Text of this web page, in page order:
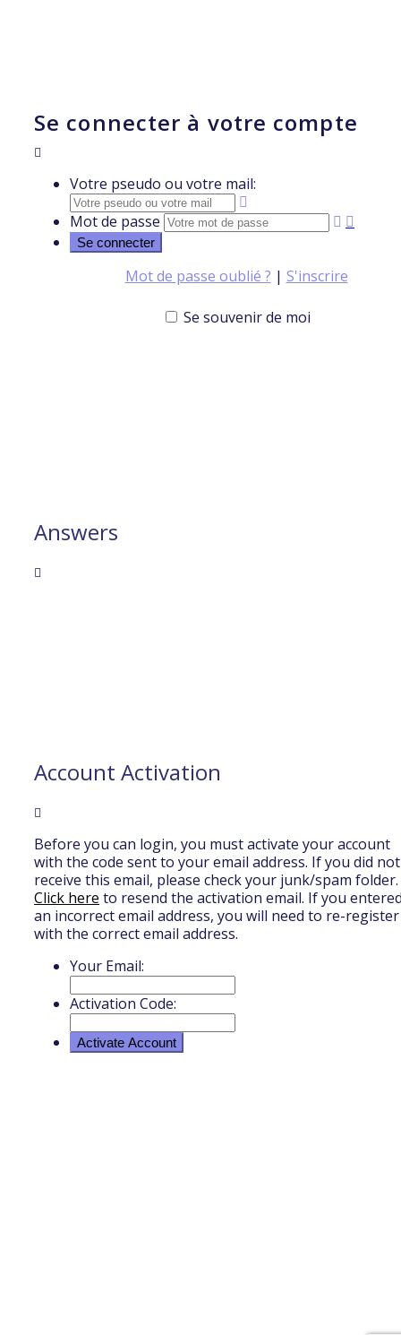
Se connecter à votre compte
Votre pseudo ou votre mail:
Mot de passe
Mot de passe oublié ? | S'inscrire
Se souvenir de moi
Answers
Account Activation
Before you can login, you must activate your account
with the code sent to your email address. If you did not
receive this email, please check your junk/spam folder.
Click here to resend the activation email. If you
an incorrect email address, you will need to re-register
with the correct email address.
Your Email:
Activation Code: